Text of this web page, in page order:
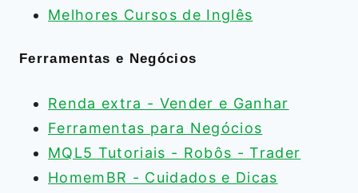
Melhores Cursos de Inglês
Ferramentas e Negócios
Renda extra - Vender e Ganhar
Ferramentas para Negócios
MQL5 Tutoriais - Robôs - Trader
HomemBR - Cuidados e Dicas